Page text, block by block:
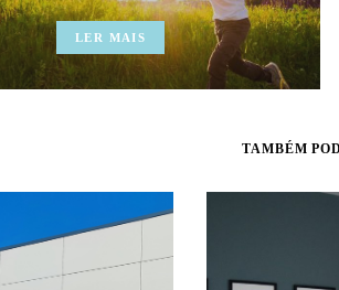
LER MAIS
TAMBÉM